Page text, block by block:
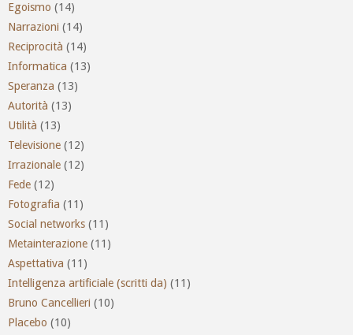
Egoismo (14)
Narrazioni (14)
Reciprocità (14)
Informatica (13)
Speranza (13)
Autorità (13)
Utilità (13)
Televisione (12)
Irrazionale (12)
Fede (12)
Fotografia (11)
Social networks (11)
Metainterazione (11)
Aspettativa (11)
Intelligenza artificiale (scritti da) (11)
Bruno Cancellieri (10)
Placebo (10)